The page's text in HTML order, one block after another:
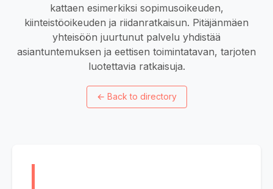
kattaen esimerkiksi sopimusoikeuden,
kiinteistöoikeuden ja riidanratkaisun. Pitäjänmäen
yhteisöön juurtunut palvelu yhdistää
asiantuntemuksen ja eettisen toimintatavan, tarjoten
luotettavia ratkaisuja.
← Back to directory